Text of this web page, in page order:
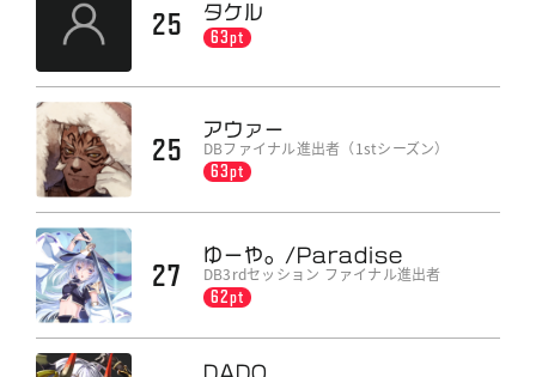
25
タケル
63pt
25
アウァー
DBファイナル進出者（1stシーズン）
63pt
27
ゆーや。/Paradise
DB3rdセッション ファイナル進出者
62pt
DADO